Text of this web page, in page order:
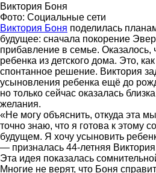
Виктория Боня
Фото: Социальные сети
Виктория Боня поделилась
будущее: сначала покорение
прибавление в семье. Оказалось,
ребенка из детского дома. Это,
спонтанное решение. Виктория
усыновления ребенка ещё до
но только сейчас оказалась
желания.
«Не могу объяснить, откуда эта
точно знаю, что я готова к этому
будущем. Я хочу усыновить
— призналась 44-летняя
Эта идея показалась
Многие не верят, что Боня